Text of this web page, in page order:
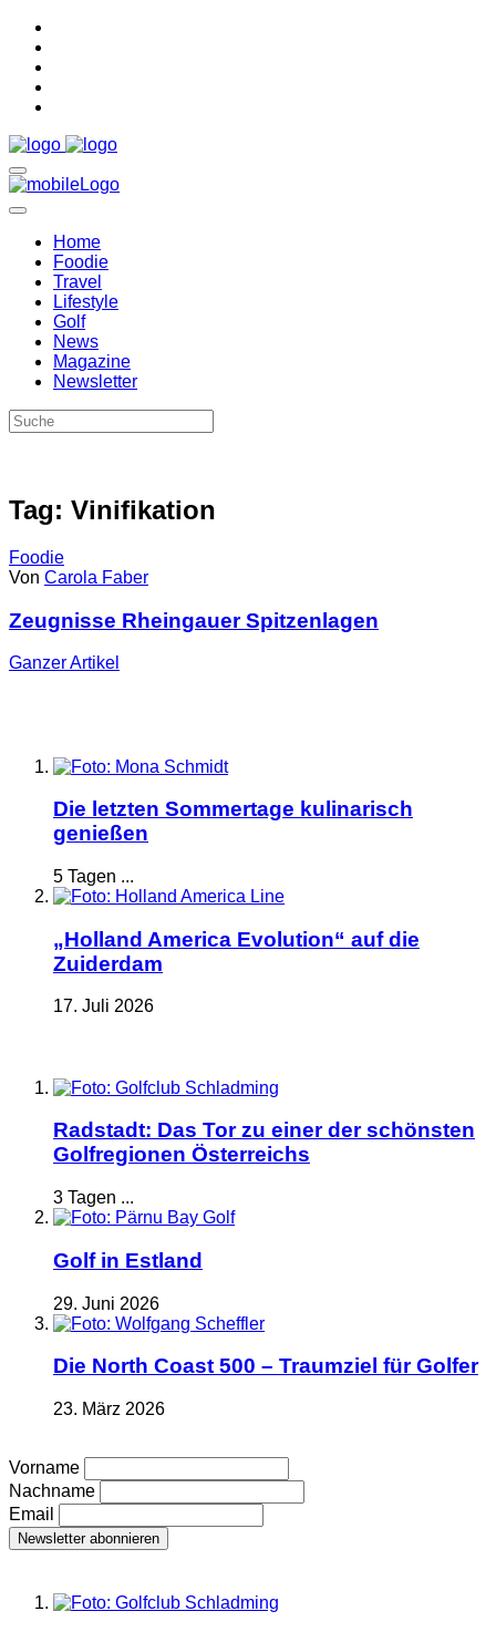
Home
Foodie
Travel
Lifestyle
Golf
News
Magazine
Newsletter
Tag: Vinifikation
Foodie
Von Carola Faber
Zeugnisse Rheingauer Spitzenlagen
GanzerArtikel
Die letzten Sommertage kulinarisch
genießen
5 Tagen ...
„Holland America Evolution“ auf die
Zuiderdam
17. Juli 2026
Radstadt: Das Tor zu einer der schönsten
Golfregionen Österreichs
3 Tagen ...
Golf in Estland
29. Juni 2026
Die North Coast 500 – Traumziel für Golfer
23. März 2026
Vorname
Nachname
Email